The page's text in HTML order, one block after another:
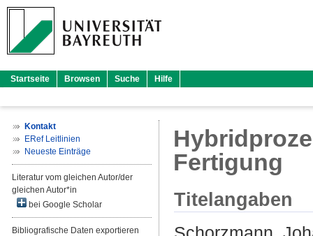
Startseite Browsen Suche Hilfe
Kontakt
ERef Leitlinien
Neueste Einträge
Literatur vom gleichen Autor/der
gleichen Autor*in
bei Google Scholar
Bibliografische Daten exportieren
Fertigung
Titelangaben